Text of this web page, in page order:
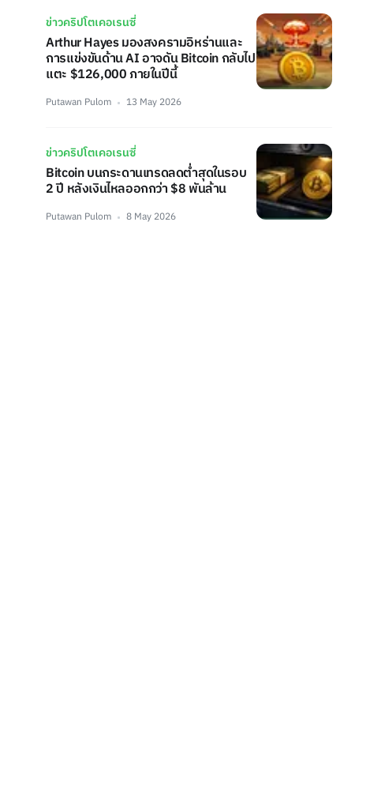
ข่าวคริปโตเคอเรนซี่
Arthur Hayes มองสงครามอิหร่านและ
การแข่งขันด้าน AI อาจดัน Bitcoin กลับไป
แตะ $126,000 ภายในปีนี้
Putawan Pulom 13 May 2026
ข่าวคริปโตเคอเรนซี่
Bitcoin บนกระดานเทรดลดต่ำสุดในรอบ
2 ปี หลังเงินไหลออกกว่า $8 พันล้าน
Putawan Pulom 8 May 2026